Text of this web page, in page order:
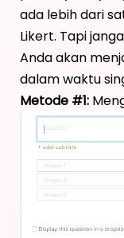
ada lebih dari
Likert. Tapi
Anda akan
dalam waktu
Metode #1: